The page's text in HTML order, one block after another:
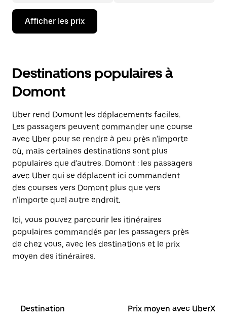
Appuyez
la
bas
pour
interagir
avec
calendrier
et
sélectionner
une
date.
Appuyez
sur
la
touche
d'échappement
fermer
le
calendrier.
Afficher les prix
Destinations populaires à
Domont
Uber rend Domont les déplacements faciles.
Les passagers peuvent commander une course
avec Uber pour se rendre à peu près n'importe
où, mais certaines destinations sont plus
populaires que d'autres. Domont : les passagers
avec Uber qui se déplacent ici commandent
des courses vers Domont plus que vers
n'importe quel autre endroit.
Ici, vous pouvez parcourir les itinéraires
populaires commandés par les passagers près
de chez vous, avec les destinations et le prix
moyen des itinéraires.
Destination Prix moyen avec UberX*